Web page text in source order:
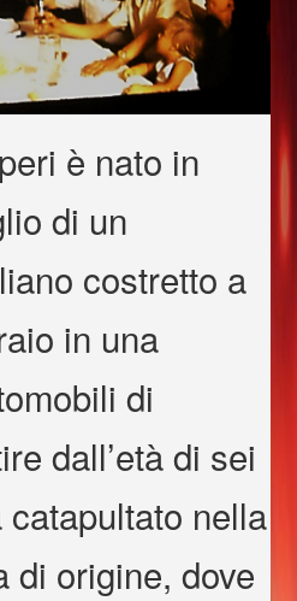
è nato in
di un
costretto a
in una
di
dall’età di sei
nella
di origine, dove